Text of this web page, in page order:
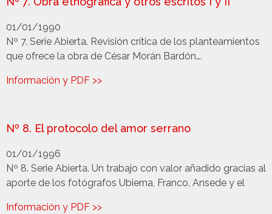
01/01/1990
Nº 7. Serie Abierta. Revisión crítica de los planteamientos
que ofrece la obra de César Morán Bardón….
Información y PDF >>
Nº 8. El protocolo del amor serrano
01/01/1996
Nº 8. Serie Abierta. Un trabajo con valor añadido gracias al
aporte de los fotógrafos Ubierna, Franco, Ansede y el
Información y PDF >>